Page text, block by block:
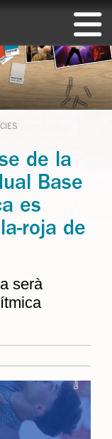
de la
Base
es
roja de
serà